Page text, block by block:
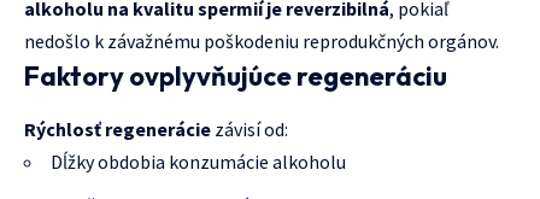
alkoholu na kvalitu spermií je reverzibilná, pokiaľ
nedošlo k závažnému poškodeniu reprodukčných orgánov.
Faktory ovplyvňujúce regeneráciu
Rýchlosť regenerácie závisí od:
Dĺžky obdobia konzumácie alkoholu